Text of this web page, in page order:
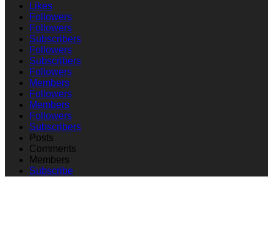
Likes
Followers
Followers
Subscribers
Followers
Subscribers
Followers
Members
Followers
Members
Followers
Subscribers
Posts
Comments
Members
Subscribe